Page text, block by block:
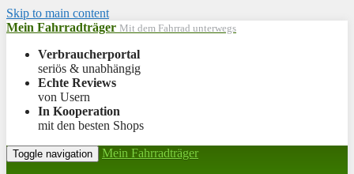
Skip to main content
Mein Fahrradträger Mit dem Fahrrad unterwegs
Verbraucherportal
seriös & unabhängig
Echte Reviews
von Usern
In Kooperation
mit den besten Shops
Toggle navigation Mein Fahrradträger